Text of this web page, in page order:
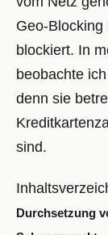
Geo-
blockiert. In
beobachte
denn sie
sind.
Durchsetzung